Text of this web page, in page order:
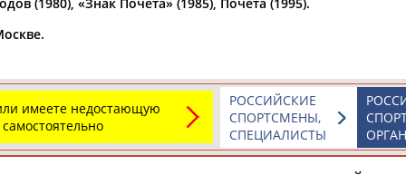
имеете недостающую
РОССИЙСКИЕ
СПОРТСМЕНЫ,
СПЕЦИАЛИСТЫ